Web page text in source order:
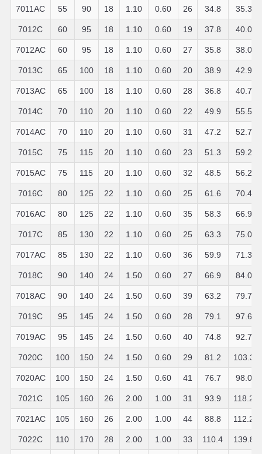
7011AC 55 90 18 1.10 0.60 26 34.8 35.3
7012C 60 95 18 1.10 0.60 19 37.8 40.0
7012AC 60 95 18 1.10 0.60 27 35.8 38.0
7013C 65 100 18 1.10 0.60 20 38.9 42.9
7013AC 65 100 18 1.10 0.60 28 36.8 40.7
7014C 70 110 20 1.10 0.60 22 49.9 55.5
7014AC 70 110 20 1.10 0.60 31 47.2 52.7
7015C 75 115 20 1.10 0.60 23 51.3 59.2
7015AC 75 115 20 1.10 0.60 32 48.5 56.2
7016C 80 125 22 1.10 0.60 25 61.6 70.4
7016AC 80 125 22 1.10 0.60 35 58.3 66.9
7017C 85 130 22 1.10 0.60 25 63.3 75.0
7017AC 85 130 22 1.10 0.60 36 59.9 71.3
7018C 90 140 24 1.50 0.60 27 66.9 84.0
7018AC 90 140 24 1.50 0.60 39 63.2 79.7
7019C 95 145 24 1.50 0.60 28 79.1 97.6
7019AC 95 145 24 1.50 0.60 40 74.8 92.7
7020C 100 150 24 1.50 0.60 29 81.2 103.3
7020AC 100 150 24 1.50 0.60 41 76.7 98.0
7021C 105 160 26 2.00 1.00 31 93.9 118.2
7021AC 105 160 26 2.00 1.00 44 88.8 112.2
7022C 110 170 28 2.00 1.00 33 110.4 139.8